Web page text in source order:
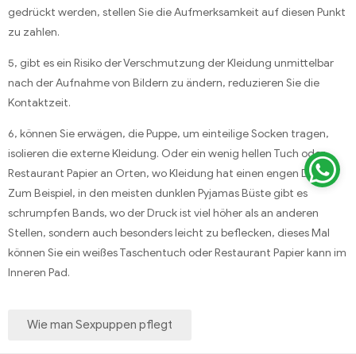
gedrückt werden, stellen Sie die Aufmerksamkeit auf diesen Punkt
zu zahlen.
5, gibt es ein Risiko der Verschmutzung der Kleidung unmittelbar
nach der Aufnahme von Bildern zu ändern, reduzieren Sie die
Kontaktzeit.
6, können Sie erwägen, die Puppe, um einteilige Socken tragen,
isolieren die externe Kleidung. Oder ein wenig hellen Tuch oder
Restaurant Papier an Orten, wo Kleidung hat einen engen Druck.
Zum Beispiel, in den meisten dunklen Pyjamas Büste gibt es
schrumpfen Bands, wo der Druck ist viel höher als an anderen
Stellen, sondern auch besonders leicht zu beflecken, dieses Mal
können Sie ein weißes Taschentuch oder Restaurant Papier kann im
Inneren Pad.
Wie man Sexpuppen pflegt